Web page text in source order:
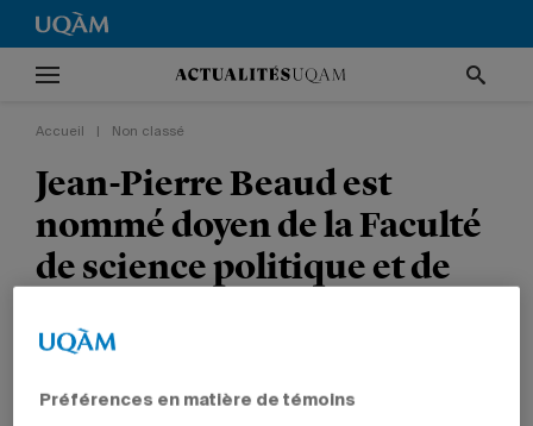
Accueil Non classé
Jean-Pierre Beaud est
nommé doyen de la Faculté
de science politique et de
FONDATION DE L'UQAM
POLITIQUE ET DROIT
Préférences en matière de témoins